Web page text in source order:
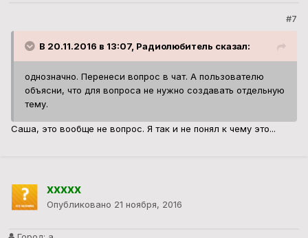
#7
В 20.11.2016 в 13:07, Радиолюбитель сказал:
однозначно. Перенеси вопрос в чат. А пользователю
объясни, что для вопроса не нужно создавать отдельную
тему.
Саша, это вообще не вопрос. Я так и не понял к чему это...
ххххх
Опубликовано 21 ноября, 2016